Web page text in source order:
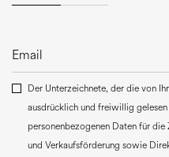
Der Unterzeichnete, der die von
ausdrücklich und freiwillig
personenbezogenen Daten für
und Verkaufsförderung sowie